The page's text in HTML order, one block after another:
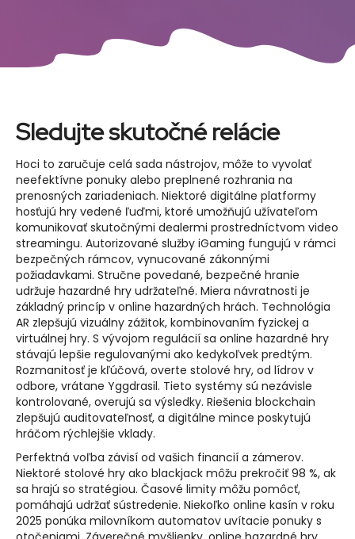
Sledujte skutočné relácie
Hoci to zaručuje celá sada nástrojov, môže to vyvolať
neefektívne ponuky alebo preplnené rozhrania na
prenosných zariadeniach. Niektoré digitálne platformy
hosťujú hry vedené ľuďmi, ktoré umožňujú užívateľom
komunikovať skutočnými dealermi prostredníctvom video
streamingu. Autorizované služby iGaming fungujú v rámci
bezpečných rámcov, vynucované zákonnými
požiadavkami. Stručne povedané, bezpečné hranie
udržuje hazardné hry udržateľné. Miera návratnosti je
základný princíp v online hazardných hrách. Technológia
AR zlepšujú vizuálny zážitok, kombinovaním fyzickej a
virtuálnej hry. S vývojom regulácií sa online hazardné hry
stávajú lepšie regulovanými ako kedykoľvek predtým.
Rozmanitosť je kľúčová, overte stolové hry, od lídrov v
odbore, vrátane Yggdrasil. Tieto systémy sú nezávisle
kontrolované, overujú sa výsledky. Riešenia blockchain
zlepšujú auditovateľnosť, a digitálne mince poskytujú
hráčom rýchlejšie vklady.
Perfektná voľba závisí od vašich financií a zámerov.
Niektoré stolové hry ako blackjack môžu prekročiť 98 %, ak
sa hrajú so stratégiou. Časové limity môžu pomôcť,
pomáhajú udržať sústredenie. Niekoľko online kasín v roku
2025 ponúka milovníkom automatov uvítacie ponuky s